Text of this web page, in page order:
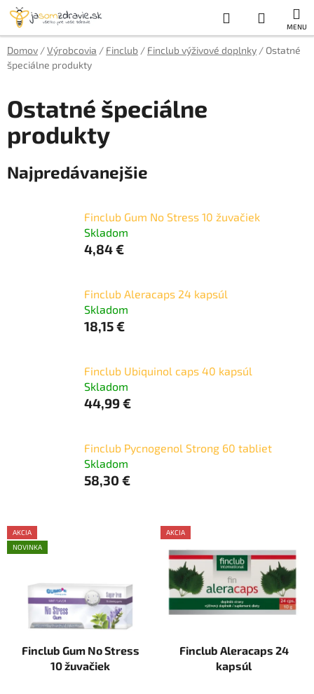
Prejsť
obsah
Hľadať
KOŠÍK
Domov /Výrobcovia / Finclub / Finclub výživové doplnky / Ostatné
špeciálne produkty
Ostatné špeciálne
produkty
Najpredávanejšie
Finclub Gum No Stress 10 žuvačiek
Skladom
4,84 €
Finclub Aleracaps 24 kapsúl
Skladom
18,15 €
Finclub Ubiquinol caps 40 kapsúl
Skladom
44,99 €
Finclub Pycnogenol Strong 60 tabliet
Skladom
58,30 €
V
ý
AKCIA
NOVINKA
Finclub Gum No Stress
10 žuvačiek
AKCIA
Finclub Aleracaps 24
kapsúl